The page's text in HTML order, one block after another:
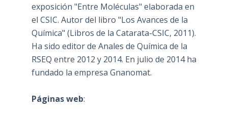
exposición "Entre Moléculas" elaborada en
el CSIC. Autor del libro "Los Avances de la
Química" (Libros de la Catarata-CSIC, 2011).
Ha sido editor de Anales de Química de la
RSEQ entre 2012 y 2014. En julio de 2014 ha
fundado la empresa Gnanomat.
Páginas web: